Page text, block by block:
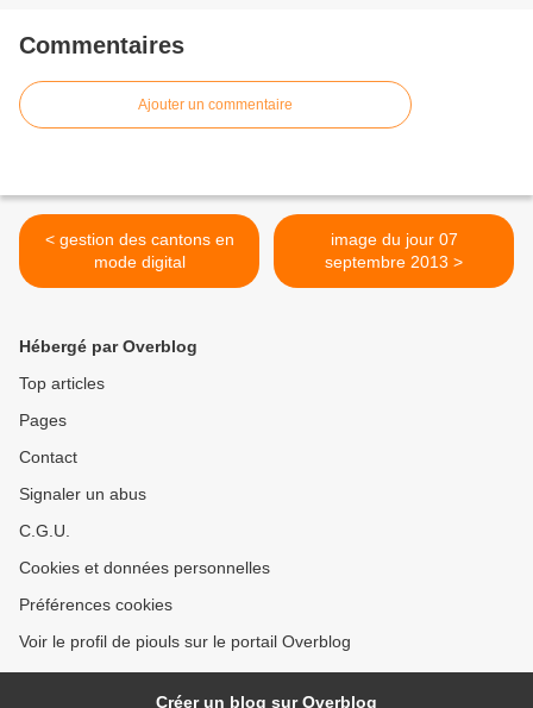
Commentaires
Ajouter un commentaire
< gestion des cantons en
mode digital
image du jour 07
septembre 2013 >
Hébergé par Overblog
Top articles
Pages
Contact
Signaler un abus
C.G.U.
Cookies et données personnelles
Préférences cookies
Voir le profil de piouls sur le portail Overblog
Créer un blog sur Overblog